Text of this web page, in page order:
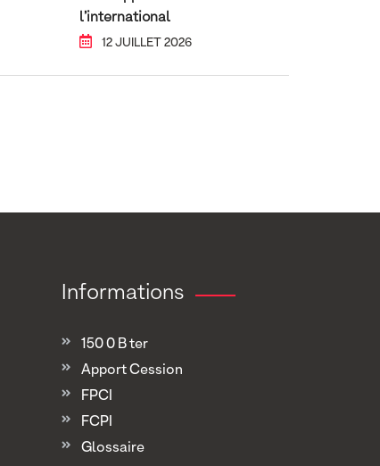
l’international
12 JUILLET 2026
Informations
150 0 B ter
Apport Cession
FPCI
FCPI
Glossaire